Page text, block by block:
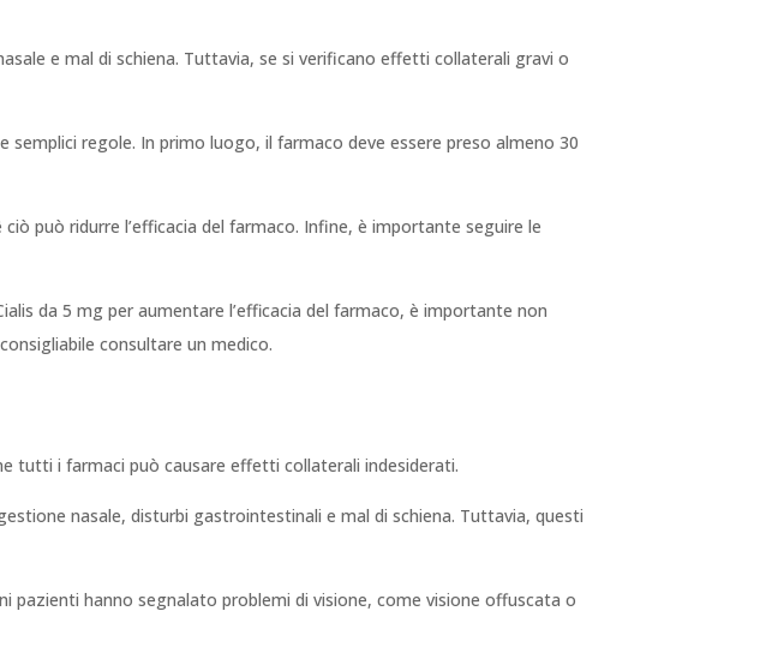
e mal di schiena. Tuttavia, se si verificano effetti collaterali gravi o
regole. In primo luogo, il farmaco deve essere preso almeno 30
può ridurre l’efficacia del farmaco. Infine, è importante seguire le
da 5 mg per aumentare l’efficacia del farmaco, è importante non
consultare un medico.
tutti i farmaci può causare effetti collaterali indesiderati.
nasale, disturbi gastrointestinali e mal di schiena. Tuttavia, questi
pazienti hanno segnalato problemi di visione, come visione offuscata o